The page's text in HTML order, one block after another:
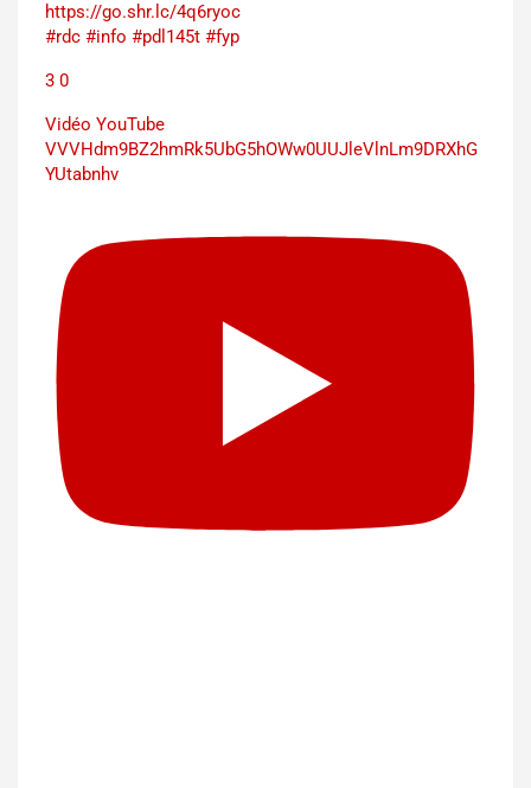
https://go.shr.lc/4q6ryoc
#rdc #info #pdl145t #fyp
3 0
Vidéo YouTube
VVVHdm9BZ2hmRk5UbG5hOWw0UUJleVlnLm9DRXhG
YUtabnhv